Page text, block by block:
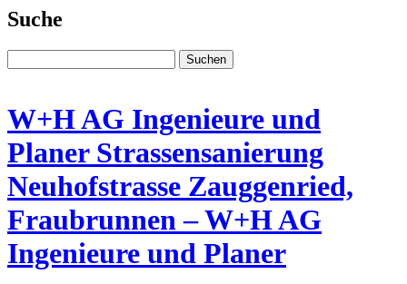
Suche
Suchen
W+H AG Ingenieure und
Planer Strassensanierung
Neuhofstrasse Zauggenried,
Fraubrunnen – W+H AG
Ingenieure und Planer